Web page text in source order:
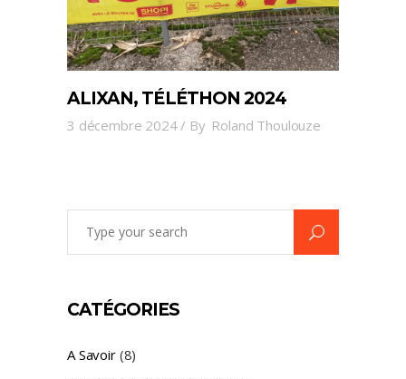
ALIXAN, TÉLÉTHON 2024
3 décembre 2024 By Roland Thoulouze
CATÉGORIES
A Savoir(8)